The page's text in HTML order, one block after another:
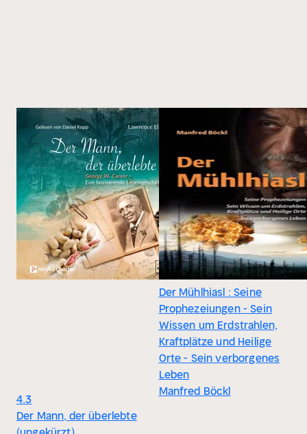
4.3
Der Mann, der überlebte
Der Mühlhiasl : Seine
Prophezeiungen - Sein
Wissen um Erdstrahlen,
Kraftplätze und Heilige
Orte - Sein verborgenes
Leben
Manfred Böckl